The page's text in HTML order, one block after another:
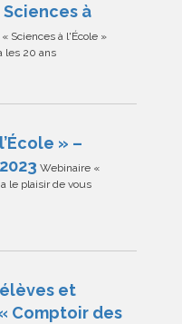
Sciences à
Sciences à l'École »
les 20 ans
» –
Webinaire «
a le plaisir de vous
et
Comptoir des